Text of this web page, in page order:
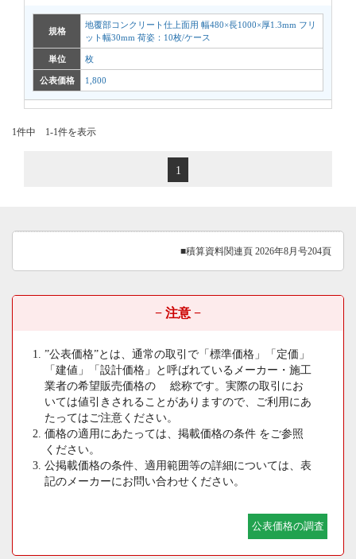
規格
地覆部コンクリート仕上面用 幅480×長1000×厚1.3mm フリ
ット幅30mm 荷姿：10枚/ケース
単位 枚
公表価格 1,800
1件中 1-1件を表示
1
■積算資料関連頁 2026年8月号204頁
− 注意 −
”公表価格”とは、通常の取引で「標準価格」「定価」
「建値」「設計価格」と呼ばれているメーカー・施工
業者の希望販売価格の 総称です。実際の取引にお
いては値引きされることがありますので、ご利用にあ
たってはご注意ください。
価格の適用にあたっては、掲載価格の条件 をご参照
ください。
公掲載価格の条件、適用範囲等の詳細については、表
記のメーカーにお問い合わせください。
公表価格の調査